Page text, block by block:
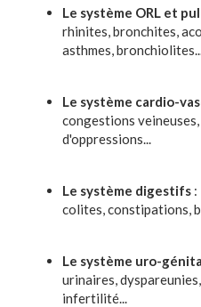
Le système ORL et
rhinites, bronchites,
asthmes,
Le système cardio-
congestions
d'oppressions...
Le système digestifs :
colites, constipations,
Le système uro-
urinaires,
infertilité...